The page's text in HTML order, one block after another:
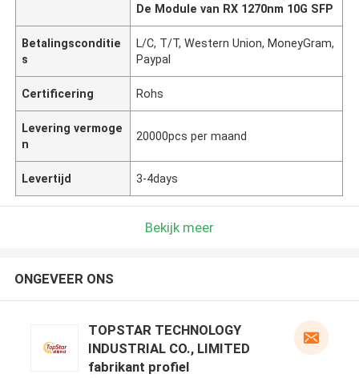
De Module van RX 1270nm 10G SFP
Betalingsconditie
s
L/C, T/T, Western Union, MoneyGram,
Paypal
Certificering Rohs
Levering vermoge
n
20000pcs per maand
Levertijd 3-4days
Bekijk meer
ONGEVEER ONS
TOPSTAR TECHNOLOGY
INDUSTRIAL CO., LIMITED
fabrikant profiel